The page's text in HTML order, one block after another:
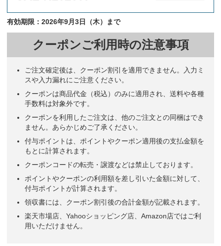
有効期限：2026年9月3日（木）まで
クーポンご利用時の注意事項
ご注文確定後は、クーポン割引を適用できません。入力ミ
スや入力漏れにご注意ください。
クーポンは商品代金（税込）のみに適用され、送料や各種
手数料は対象外です。
クーポンを利用したご注文は、他のご注文との同梱はでき
ません。あらかじめご了承ください。
付与ポイントは、ポイントやクーポン適用後の支払金額を
もとに計算されます。
クーポンコードの転売・譲渡などは禁止しております。
ポイントやクーポンの利用額を差し引いた金額に対して、
付与ポイントが計算されます。
領収書には、クーポン割引後の合計金額が記載されます。
楽天市場店、Yahooショッピング店、Amazon店ではご利
用いただけません。